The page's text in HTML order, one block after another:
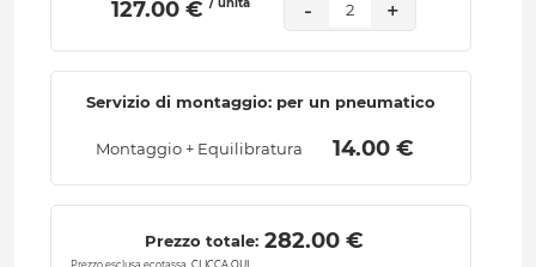
127.00 € / unità - 2 +
Servizio di montaggio: per un pneumatico
Montaggio + Equilibratura 14.00 €
Prezzo totale: 282.00 €